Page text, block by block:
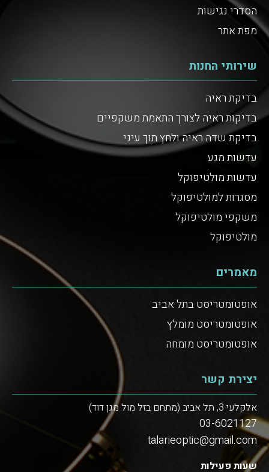
הסדרי נגישות
מפת אתר
שירותי החנות
בדיקת ראיה
בדיקות ראיה לצורך התאמת משקפיים
בדיקת שדה ראיה ולחץ תוך עיני
עדשות מגע
עדשות מולטיפוקל
מסגרות למולטיפוקל
משקפי מולטיפוקל
מולטיפוקל
מאמרים
אופטומטריסט בתל אביב
אופטומטריסט מומלץ
אופטומטריסט מומחה
יצירת קשר
אלקלעי 3, תל אביב (מתחם בזל מול מגן דוד)
03-6021127
talarieoptic@gmail.com
שעות פעילות